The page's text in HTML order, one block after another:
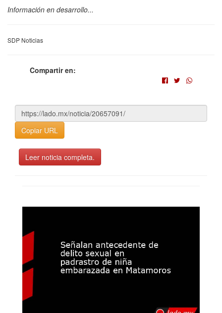
Información en desarrollo...
SDP Noticias
Compartir en:
Copiar URL
Leer noticia completa.